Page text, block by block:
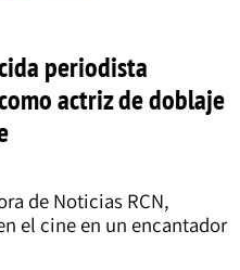
periodista
actriz de doblaje
de Noticias RCN,
el cine en un encantador